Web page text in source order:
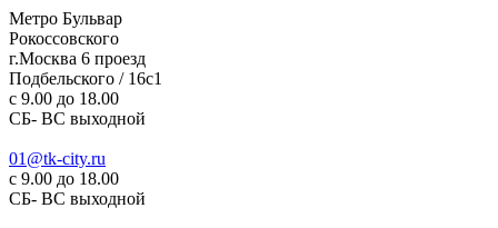
Метро Бульвар
Рокоссовского
г.Москва 6 проезд
Подбельского / 16с1
c 9.00 до 18.00
СБ- ВС выходной
01@tk-city.ru
c 9.00 до 18.00
СБ- ВС выходной